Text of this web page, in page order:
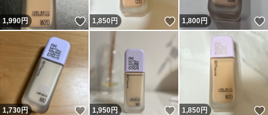
1,990円 いいね！
1,850円 いいね！
1,800円
1,730円 いいね！
1,950円 いいね！
1,850円